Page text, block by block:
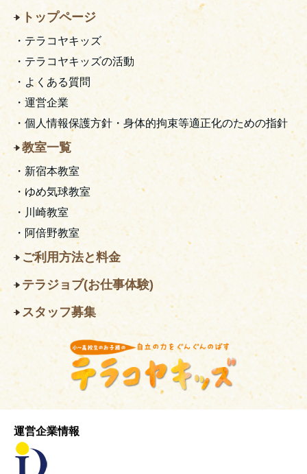
トップページ
・テラコヤキッズ
・テラコヤキッズの活動
・よくある質問
・運営企業
・個人情報保護方針・身体的拘束等適正化のための指針
教室一覧
・新宿本教室
・ゆめ気球教室
・川崎教室
・阿倍野教室
ご利用方法と料金
テラジョブ(お仕事体験)
スタッフ募集
運営企業情報